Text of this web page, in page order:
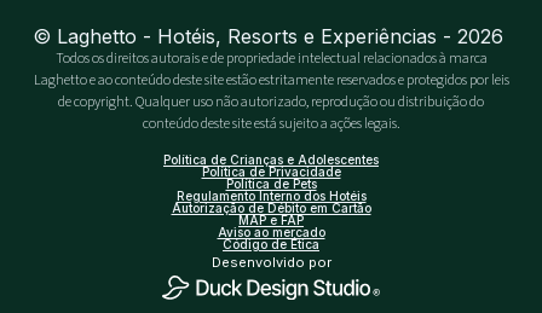
© Laghetto - Hotéis, Resorts e Experiências - 2026
Todos os direitos autorais e de propriedade intelectual relacionados à marca
Laghetto e ao conteúdo deste site estão estritamente reservados e protegidos por leis
de copyright. Qualquer uso não autorizado, reprodução ou distribuição do
conteúdo deste site está sujeito a ações legais.
Política de Crianças e Adolescentes
Política de Privacidade
Política de Pets
Regulamento Interno dos Hotéis
Autorização de Débito em Cartão
MAP e FAP
Aviso ao mercado
Código de Ética
Desenvolvido por